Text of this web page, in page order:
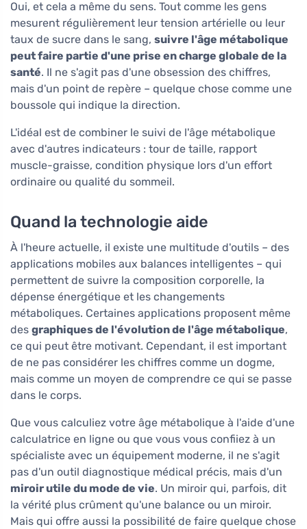
Oui, et cela a même du sens. Tout comme les gens
mesurent régulièrement leur tension artérielle ou leur
taux de sucre dans le sang, suivre l'âge métabolique
peut faire partie d'une prise en charge globale de la
santé. Il ne s'agit pas d'une obsession des chiffres,
mais d'un point de repère – quelque chose comme une
boussole qui indique la direction.
L'idéal est de combiner le suivi de l'âge métabolique
avec d'autres indicateurs : tour de taille, rapport
muscle-graisse, condition physique lors d'un effort
ordinaire ou qualité du sommeil.
Quand la technologie aide
À l'heure actuelle, il existe une multitude d'outils – des
applications mobiles aux balances intelligentes – qui
permettent de suivre la composition corporelle, la
dépense énergétique et les changements
métaboliques. Certaines applications proposent même
des graphiques de l'évolution de l'âge métabolique,
ce qui peut être motivant. Cependant, il est important
de ne pas considérer les chiffres comme un dogme,
mais comme un moyen de comprendre ce qui se passe
dans le corps.
Que vous calculiez votre âge métabolique à l'aide d'une
calculatrice en ligne ou que vous vous confiiez à un
spécialiste avec un équipement moderne, il ne s'agit
pas d'un outil diagnostique médical précis, mais d'un
miroir utile du mode de vie. Un miroir qui, parfois, dit
la vérité plus crûment qu'une balance ou un miroir.
Mais qui offre aussi la possibilité de faire quelque chose